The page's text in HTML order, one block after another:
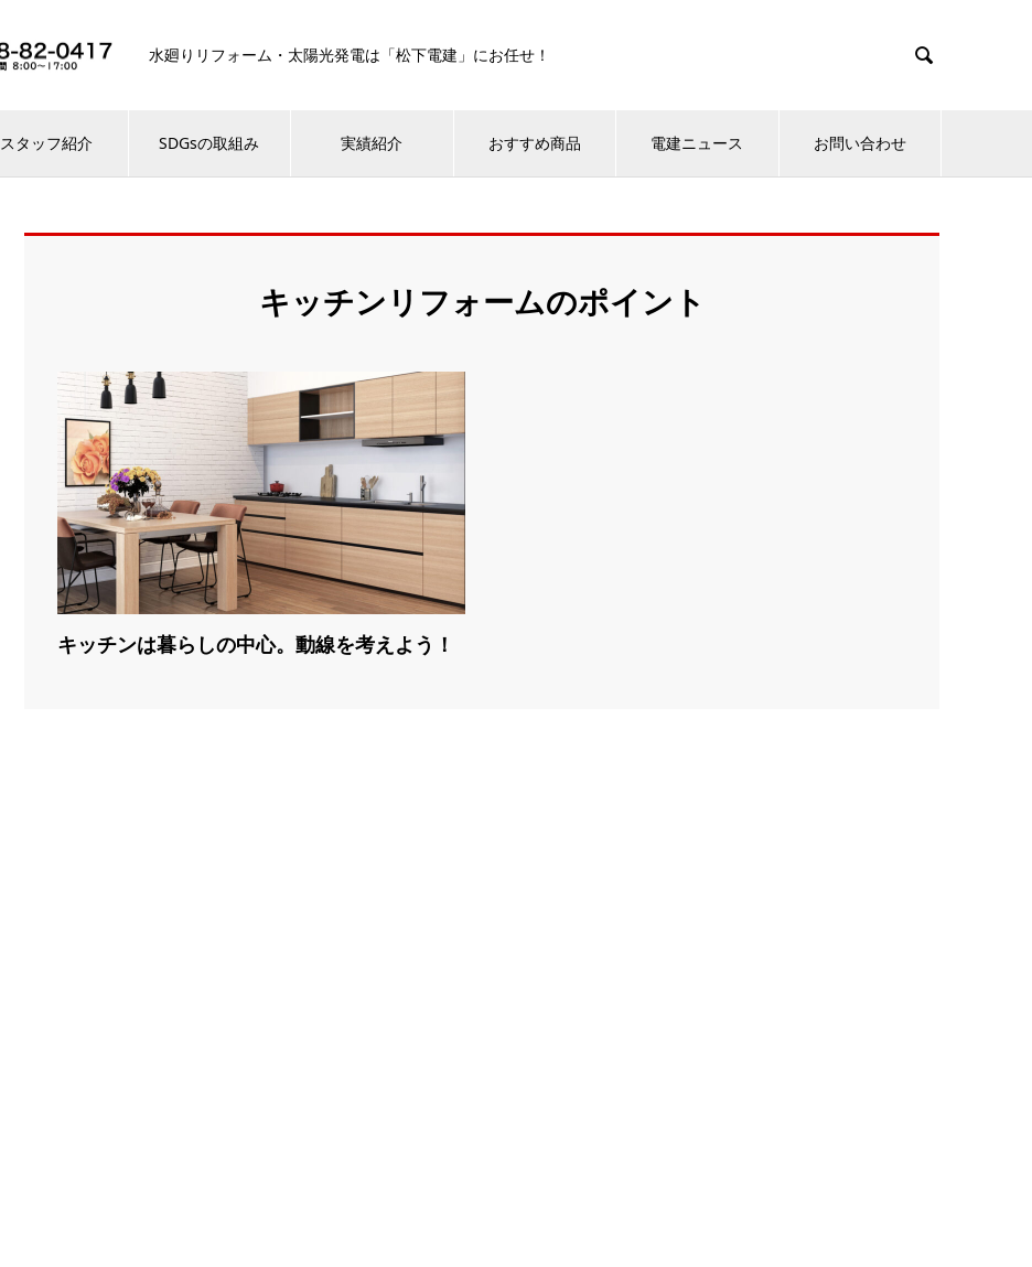
水廻りリフォーム・太陽光発電は「松下電建」にお任せ！ 
スタッフ紹介 SDGsの取組み 実績紹介 おすすめ商品 電建ニュース お問い合わせ
キッチンリフォームのポイント
キッチンは暮らしの中心。動線を考えよう！